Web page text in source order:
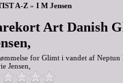
A-Z » I M Jensen
Art Danish
for Glimt i vandet af Neptun
Jensen,